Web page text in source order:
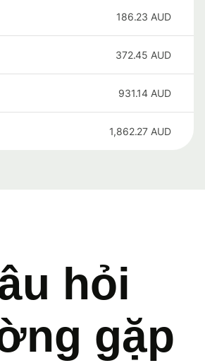
186.23 AUD
372.45 AUD
931.14 AUD
1,862.27 AUD
hỏi
gặp